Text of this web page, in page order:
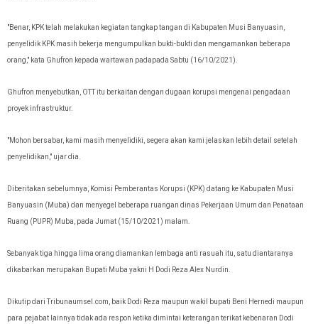
"Benar, KPK telah melakukan kegiatan tangkap tangan di Kabupaten Musi Banyuasin,
penyelidik KPK masih bekerja mengumpulkan bukti-bukti dan mengamankan beberapa
orang," kata Ghufron kepada wartawan padapada Sabtu (16/10/2021).
Ghufron menyebutkan, OTT itu berkaitan dengan dugaan korupsi mengenai pengadaan
proyek infrastruktur.
"Mohon bersabar, kami masih menyelidiki, segera akan kami jelaskan lebih detail setelah
penyelidikan," ujar dia.
Diberitakan sebelumnya, Komisi Pemberantas Korupsi (KPK) datang ke Kabupaten Musi
Banyuasin (Muba) dan menyegel beberapa ruangan dinas Pekerjaan Umum dan Penataan
Ruang (PUPR) Muba, pada Jumat (15/10/2021) malam.
Sebanyak tiga hingga lima orang diamankan lembaga anti rasuah itu, satu diantaranya
dikabarkan merupakan Bupati Muba yakni H Dodi Reza Alex Nurdin.
Dikutip dari Tribunaumsel.com, baik Dodi Reza maupun wakil bupati Beni Hernedi maupun
para pejabat lainnya tidak ada respon ketika dimintai keterangan terikat kebenaran Dodi